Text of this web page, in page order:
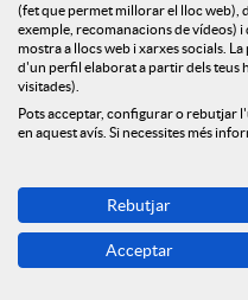
l
s
(fet que permet millorar el lloc web),
exemple, recomanacions de vídeos)
mostra a llocs web i xarxes socials.
d'un perfil elaborat a partir dels teus
visitades).
Pots acceptar, configurar o rebutjar
en aquest avís. Si necessites més
Rebutjar
Acceptar